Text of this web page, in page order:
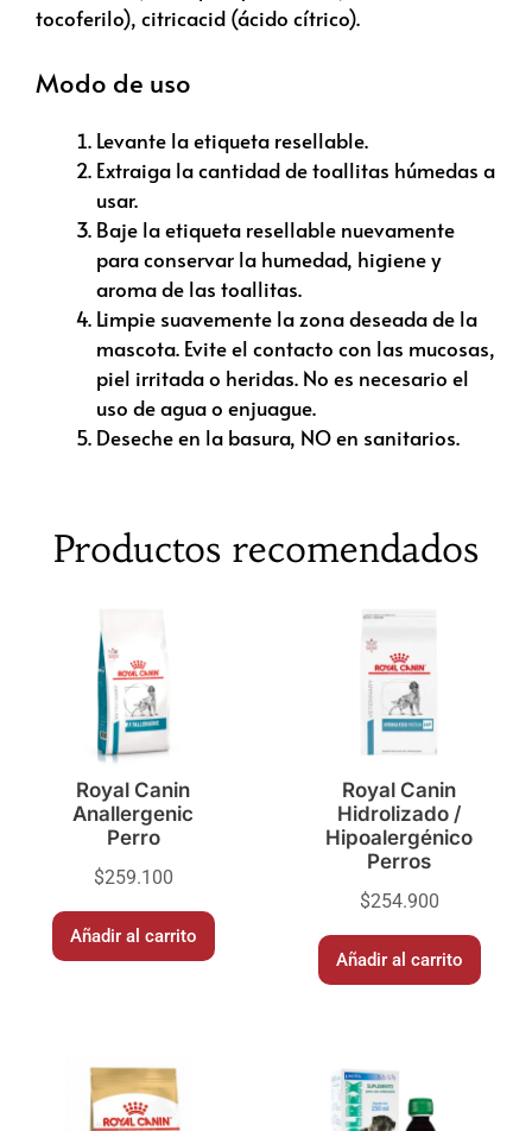
tocoferilo), citricacid (ácido cítrico).
Modo de uso
Levante la etiqueta resellable.
Extraiga la cantidad de toallitas húmedas a
usar.
Baje la etiqueta resellable nuevamente
para conservar la humedad, higiene y
aroma de las toallitas.
Limpie suavemente la zona deseada de la
mascota. Evite el contacto con las mucosas,
piel irritada o heridas. No es necesario el
uso de agua o enjuague.
Deseche en la basura, NO en sanitarios.
Productos recomendados
Royal Canin
Anallergenic
Perro
$259.100
Añadir al carrito
Royal Canin
Hidrolizado /
Hipoalergénico
Perros
$254.900
Añadir al carrito